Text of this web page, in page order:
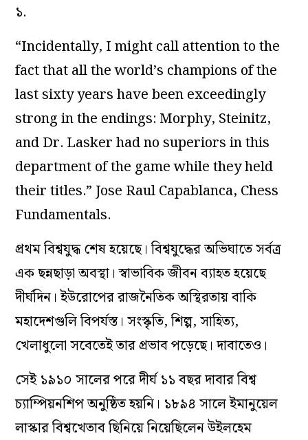
১.
“Incidentally, I might call attention to the
fact that all the world’s champions of the
last sixty years have been exceedingly
strong in the endings: Morphy, Steinitz,
and Dr. Lasker had no superiors in this
department of the game while they held
their titles.” Jose Raul Capablanca, Chess
Fundamentals.
প্রথম বিশ্বযুদ্ধ শেষ হয়েছে। বিশ্বযুদ্ধের অভিঘাতে সর্বত্র
এক ছন্নছাড়া অবস্থা। স্বাভাবিক জীবন ব্যাহত হয়েছে
দীর্ঘদিন। ইউরোপের রাজনৈতিক অস্থিরতায় বাকি
মহাদেশগুলি বিপর্যস্ত। সংস্কৃতি, শিল্প, সাহিত্য,
খেলাধুলো সবেতেই তার প্রভাব পড়েছে। দাবাতেও।
সেই ১৯১০ সালের পরে দীর্ঘ ১১ বছর দাবার বিশ্ব
চ্যাম্পিয়নশিপ অনুষ্ঠিত হয়নি। ১৮৯৪ সালে ইমানুয়েল
লাস্কার বিশ্বখেতাব ছিনিয়ে নিয়েছিলেন উইলহেম